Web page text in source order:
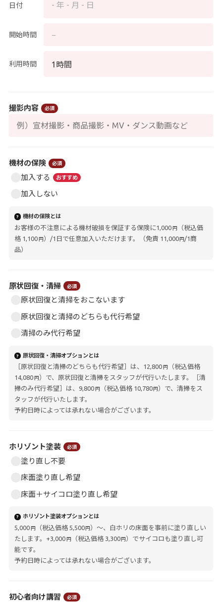
日付 - 年 - 月 - 日
開始時間
利用時間
撮影内容 必須
機材の保険 必須
加入する おすすめ
加入しない
? 機材の保険とは
お客様の不注意による機材破損を保証する保険に1,000 円（税込価
格 1,100 円）/1日で任意加入いただけます。（免責 11,000 円/1商
品）
原状回復・清掃 必須
原状回復と清掃をおこないます
原状回復と清掃のどちらも代行希望
清掃のみ代行希望
? 原状回復・清掃オプションとは
［原状回復と清掃のどちらも代行希望］は、12,800 円（税込価格
14,080 円）で、原状回復と清掃をスタッフが代行いたします。［清
掃のみ代行希望］は、9,800 円（税込価格 10,780 円）で、清掃をス
タッフが代行いたします。
予約日時によっては承れない場合がございます。
ホリゾント塗装 必須
塗り直し不要
床面塗り直し希望
床面＋サイコロ塗り直し希望
? ホリゾント塗装オプションとは
5,000 円（税込価格 5,500 円）〜、白ホリの床面を事前に塗り直しい
たします。+3,000 円（税込価格 3,300 円）でサイコロも塗り直し可
能です。
予約日時によっては承れない場合がございます。
初心者向け講習 必須